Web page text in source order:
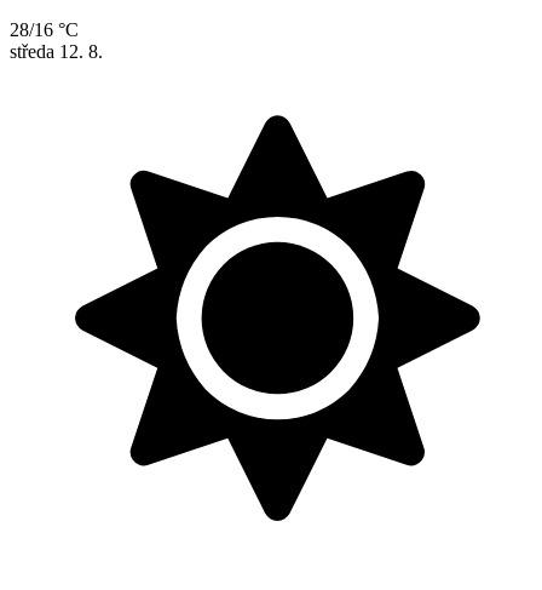
28/16 °C
středa 12. 8.